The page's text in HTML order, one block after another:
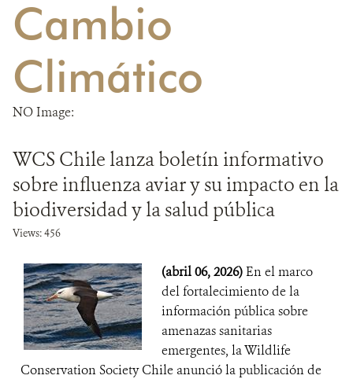
DONA
Cambio
Climático
NO Image:
WCS Chile lanza boletín informativo
sobre influenza aviar y su impacto en la
biodiversidad y la salud pública
Views: 456
(abril 06, 2026)En el marco
del fortalecimiento de la
información pública sobre
amenazas sanitarias
emergentes, la Wildlife
Conservation Society Chile anunció la publicación de